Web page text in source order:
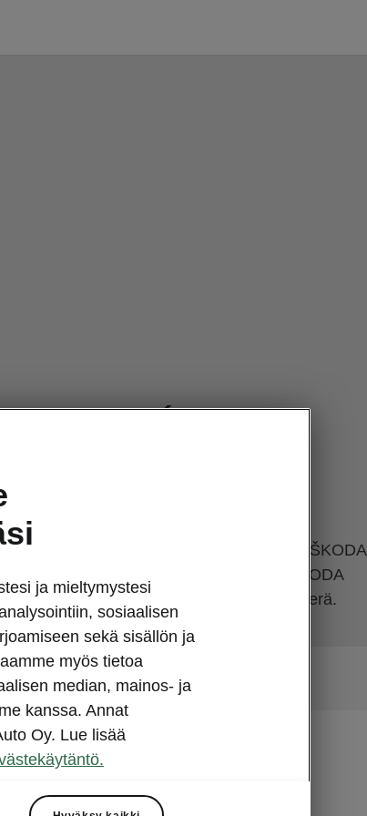
iV -katumaasturin mallisto laajenee. ŠKODA
vetoavan korimallin: neliovisen ŠKODA
muotoilua hallitsee tyylikkäästi viettävä perä.
(cd alkaen 0,247) on jopa parempi
(WLTP)**. Tarjolla on
ja mieltymystesi
sosiaalisen
sekä sisällön ja
myös tietoa
median, mainos- ja
kanssa. Annat
Oy. Lue lisää